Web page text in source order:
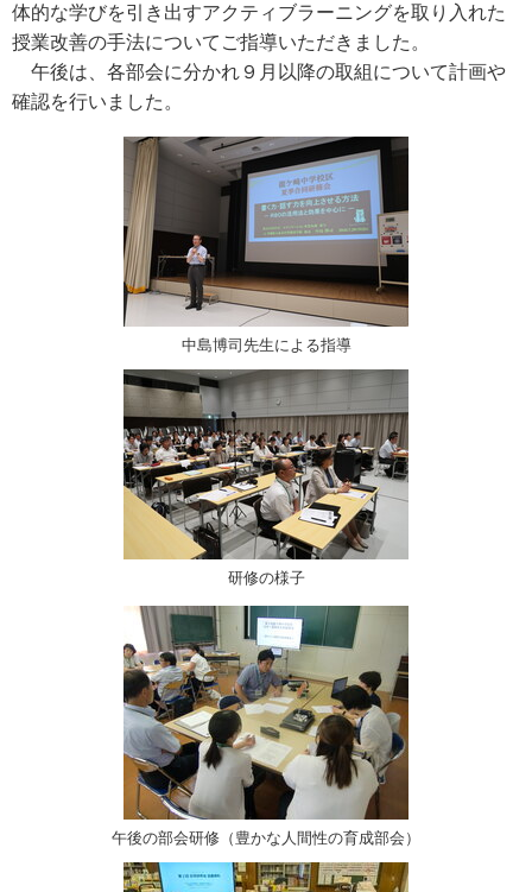
体的な学びを引き出すアクティブラーニングを取り入れた
授業改善の手法についてご指導いただきました。
午後は、各部会に分かれ９月以降の取組について計画や
確認を行いました。
中島博司先生による指導
研修の様子
午後の部会研修（豊かな人間性の育成部会）